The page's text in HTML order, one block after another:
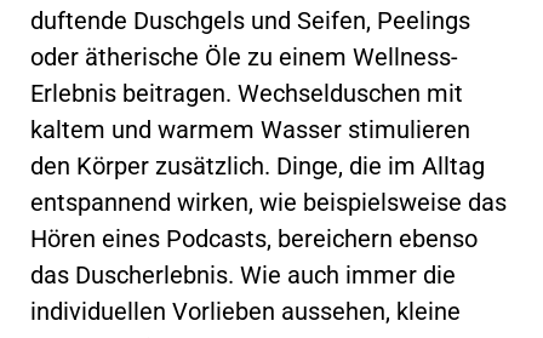
duftende Duschgels und Seifen, Peelings
oder ätherische Öle zu einem Wellness-
Erlebnis beitragen. Wechselduschen mit
kaltem und warmem Wasser stimulieren
den Körper zusätzlich. Dinge, die im Alltag
entspannend wirken, wie beispielsweise das
Hören eines Podcasts, bereichern ebenso
das Duscherlebnis. Wie auch immer die
individuellen Vorlieben aussehen, kleine